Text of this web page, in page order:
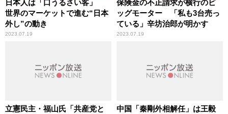
日本人は「口うるさい客」
世界のマーケットで進む“日本
外し”の動き
2023.07.19
保険金の不正請求が横行のビ
ッグモーター 「私も3台売っ
ている」辛坊治郎が明かす
2023.07.19
立憲民主・福山氏「共産党と
中国「秦剛外相解任」は王毅